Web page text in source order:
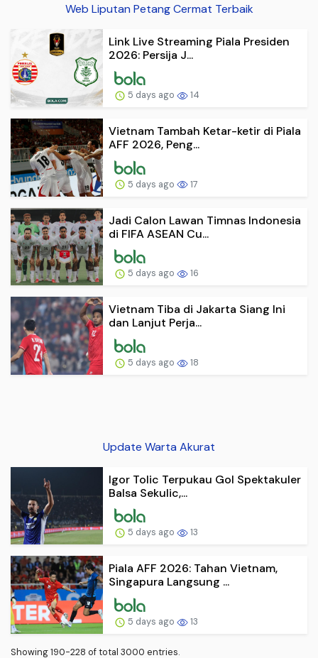
Web Liputan Petang Cermat Terbaik
Link Live Streaming Piala Presiden
2026: Persija J...
5 days ago 14
Vietnam Tambah Ketar-ketir di Piala
AFF 2026, Peng...
5 days ago 17
Jadi Calon Lawan Timnas Indonesia
di FIFA ASEAN Cu...
5 days ago 16
Vietnam Tiba di Jakarta Siang Ini
dan Lanjut Perja...
5 days ago 18
Update Warta Akurat
Igor Tolic Terpukau Gol Spektakuler
Balsa Sekulic,...
5 days ago 13
Piala AFF 2026: Tahan Vietnam,
Singapura Langsung ...
5 days ago 13
Showing 190-228 of total 3000 entries.